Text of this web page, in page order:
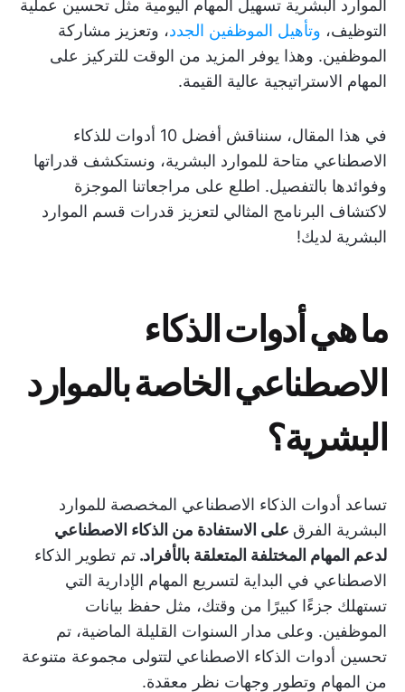
الموارد البشرية تسهيل المهام اليومية مثل تحسين عملية
التوظيف، وتأهيل الموظفين الجدد، وتعزيز مشاركة
الموظفين. وهذا يوفر المزيد من الوقت للتركيز على
المهام الاستراتيجية عالية القيمة.
في هذا المقال، سنناقش أفضل 10 أدوات للذكاء
الاصطناعي متاحة للموارد البشرية، ونستكشف قدراتها
وفوائدها بالتفصيل. اطلع على مراجعاتنا الموجزة
لاكتشاف البرنامج المثالي لتعزيز قدرات قسم الموارد
البشرية لديك!
ما هي أدوات الذكاء
الاصطناعي الخاصة بالموارد
البشرية؟
تساعد أدوات الذكاء الاصطناعي المخصصة للموارد
البشرية الفرق على الاستفادة من الذكاء الاصطناعي
لدعم المهام المختلفة المتعلقة بالأفراد. تم تطوير الذكاء
الاصطناعي في البداية لتسريع المهام الإدارية التي
تستهلك جزءًا كبيرًا من وقتك، مثل حفظ بيانات
الموظفين. وعلى مدار السنوات القليلة الماضية، تم
تحسين أدوات الذكاء الاصطناعي لتتولى مجموعة متنوعة
من المهام وتطور وجهات نظر معقدة.